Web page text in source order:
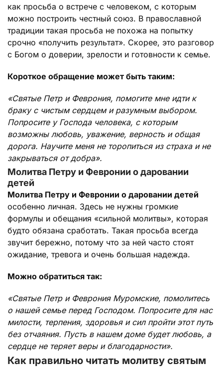
как просьба о встрече с человеком, с которым
можно построить честный союз. В православной
традиции такая просьба не похожа на попытку
срочно «получить результат». Скорее, это разговор
с Богом о доверии, зрелости и готовности к семье.
Короткое обращение может быть таким:
«Святые Петр и Феврония, помогите мне идти к
браку с чистым сердцем и разумным выбором.
Попросите у Господа человека, с которым
возможны любовь, уважение, верность и общая
дорога. Научите меня не торопиться из страха и не
закрываться от добра».
Молитва Петру и Февронии о даровании
детей
Молитва Петру и Февронии о даровании детей
особенно личная. Здесь не нужны громкие
формулы и обещания «сильной молитвы», которая
будто обязана сработать. Такая просьба всегда
звучит бережно, потому что за ней часто стоят
ожидание, тревога и очень большая надежда.
Можно обратиться так:
«Святые Петр и Феврония Муромские, помолитесь
о нашей семье перед Господом. Попросите для нас
милости, терпения, здоровья и сил пройти этот путь
без отчаяния. Пусть в нашем доме будет любовь, а
сердце не теряет веры и благодарности».
Как правильно читать молитву святым